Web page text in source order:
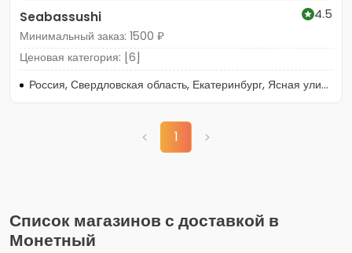
Seabassushi
4.5
Минимальный заказ: 1500 ₽
Ценовая категория: [6]
Россия, Свердловская область, Екатеринбург, Ясная улица, 20Д, подъезд 3
1
Список магазинов с доставкой в
Монетный